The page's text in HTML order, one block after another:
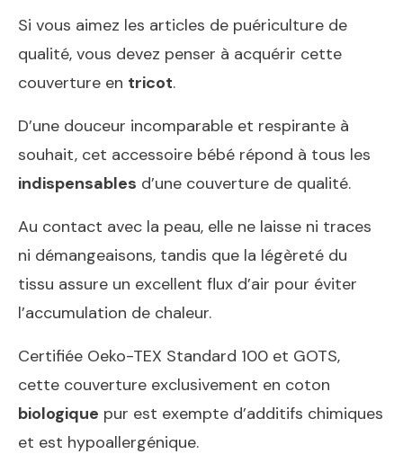
Si vous aimez les articles de puériculture de
qualité, vous devez penser à acquérir cette
couverture en tricot.
D’une douceur incomparable et respirante à
souhait, cet accessoire bébé répond à tous les
indispensables d’une couverture de qualité.
Au contact avec la peau, elle ne laisse ni traces
ni démangeaisons, tandis que la légèreté du
tissu assure un excellent flux d’air pour éviter
l’accumulation de chaleur.
Certifiée Oeko-TEX Standard 100 et GOTS,
cette couverture exclusivement en coton
biologique pur est exempte d’additifs chimiques
et est hypoallergénique.